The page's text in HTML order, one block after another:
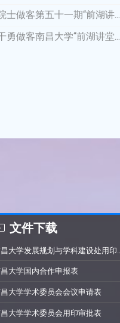
士做客第五十一期“前湖讲...
勇做客南昌大学“前湖讲堂...
文件下载
大学发展规划与学科建设处用印...
大学国内合作申报表
大学学术委员会会议申请表
大学学术委员会用印审批表